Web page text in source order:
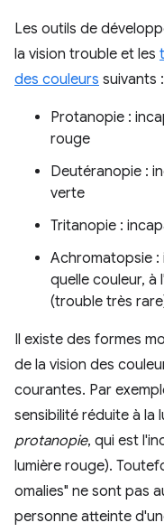
Les outils de
la vision trouble et les
des couleurs suivants :
Protanopie :
rouge
Deutéranopie :
verte
Tritanopie :
Achromatopsie
quelle couleur, à
(trouble très
Il existe des formes
de la vision des
courantes. Par
sensibilité réduite à la
protanopie, qui est
lumière rouge).
omalies" ne sont pas
personne atteinte